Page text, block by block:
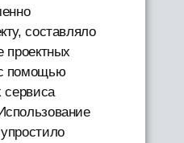
составляло
проектных
помощью
сервиса